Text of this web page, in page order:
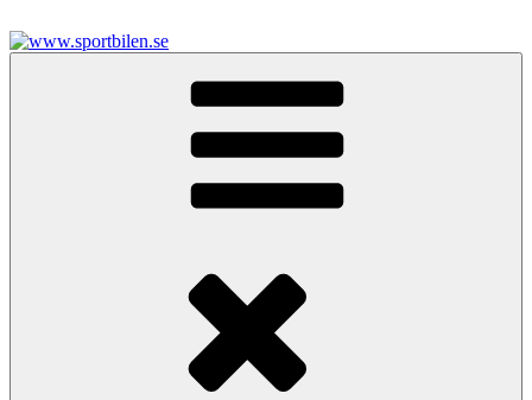
till
innehåll